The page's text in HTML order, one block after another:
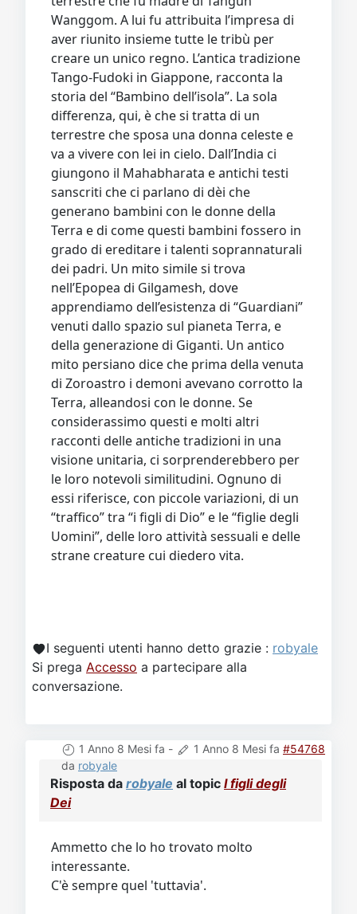
Wanggom. A lui fu attribuita l’impresa di
aver riunito insieme tutte le tribù per
creare un unico regno. L’antica tradizione
Tango-Fudoki in Giappone, racconta la
storia del “Bambino dell’isola”. La sola
differenza, qui, è che si tratta di un
terrestre che sposa una donna celeste e
va a vivere con lei in cielo. Dall’India ci
giungono il Mahabharata e antichi testi
sanscriti che ci parlano di dèi che
generano bambini con le donne della
Terra e di come questi bambini fossero in
grado di ereditare i talenti soprannaturali
dei padri. Un mito simile si trova
nell’Epopea di Gilgamesh, dove
apprendiamo dell’esistenza di “Guardiani”
venuti dallo spazio sul pianeta Terra, e
della generazione di Giganti. Un antico
mito persiano dice che prima della venuta
di Zoroastro i demoni avevano corrotto la
Terra, alleandosi con le donne. Se
considerassimo questi e molti altri
racconti delle antiche tradizioni in una
visione unitaria, ci sorprenderebbero per
le loro notevoli similitudini. Ognuno di
essi riferisce, con piccole variazioni, di un
“traffico” tra “i figli di Dio” e le “figlie degli
Uomini”, delle loro attività sessuali e delle
strane creature cui diedero vita.
I seguenti utenti hanno detto grazie : robyale
Si prega Accesso a partecipare alla
conversazione.
1 Anno 8 Mesi fa - 1 Anno 8 Mesi fa #54768
da robyale
Risposta da robyale al topic I figli degli
Dei
Ammetto che lo ho trovato molto
interessante.
C'è sempre quel 'tuttavia'.